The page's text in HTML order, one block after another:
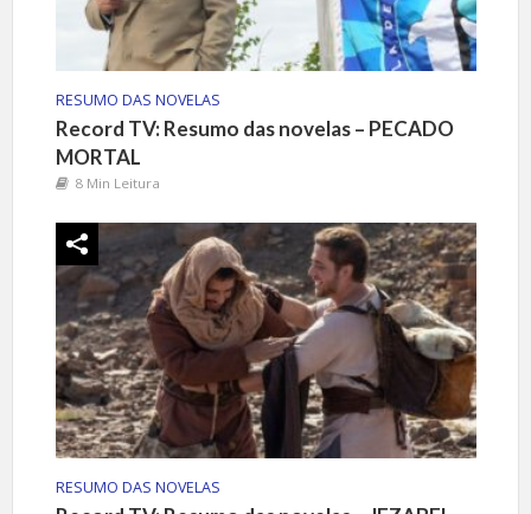
RESUMO DAS NOVELAS
Record TV: Resumo das novelas – PECADO
MORTAL
8 Min Leitura
RESUMO DAS NOVELAS